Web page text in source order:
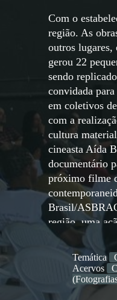
Com o
região. As
outros lugares,
gerou 22
sendo
convidada
em coletivos
com a
cultura
cineasta Aída
documentário
próximo filme
Brasil/
região, uma
SECULT, a
proponham a
formação de
Temática
Acervos